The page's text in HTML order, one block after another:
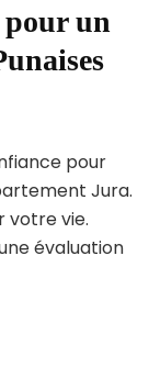
pour un
pour
Jura.
votre vie.
évaluation